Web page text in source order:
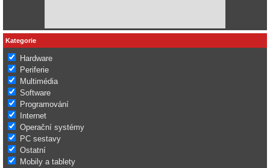
Kategorie
Hardware
Periferie
Multimédia
Software
Programování
Internet
Operační systémy
PC sestavy
Ostatní
Mobily a tablety